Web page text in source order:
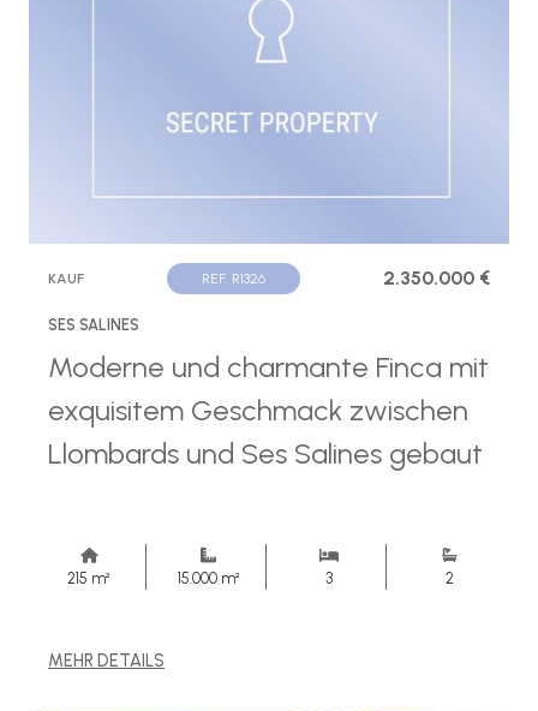
KAUF REF. R1326 2.350.000 €
SES SALINES
Moderne und charmante Finca mit
exquisitem Geschmack zwischen
Llombards und Ses Salines gebaut
215 m² 15.000 m² 3 2
MEHR DETAILS